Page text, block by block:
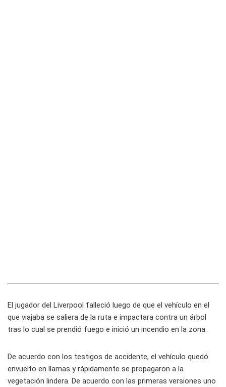
El jugador del Liverpool falleció luego de que el vehículo en el
que viajaba se saliera de la ruta e impactara contra un árbol
tras lo cual se prendió fuego e inició un incendio en la zona.
De acuerdo con los testigos de accidente, el vehículo quedó
envuelto en llamas y rápidamente se propagaron a la
vegetación lindera. De acuerdo con las primeras versiones uno